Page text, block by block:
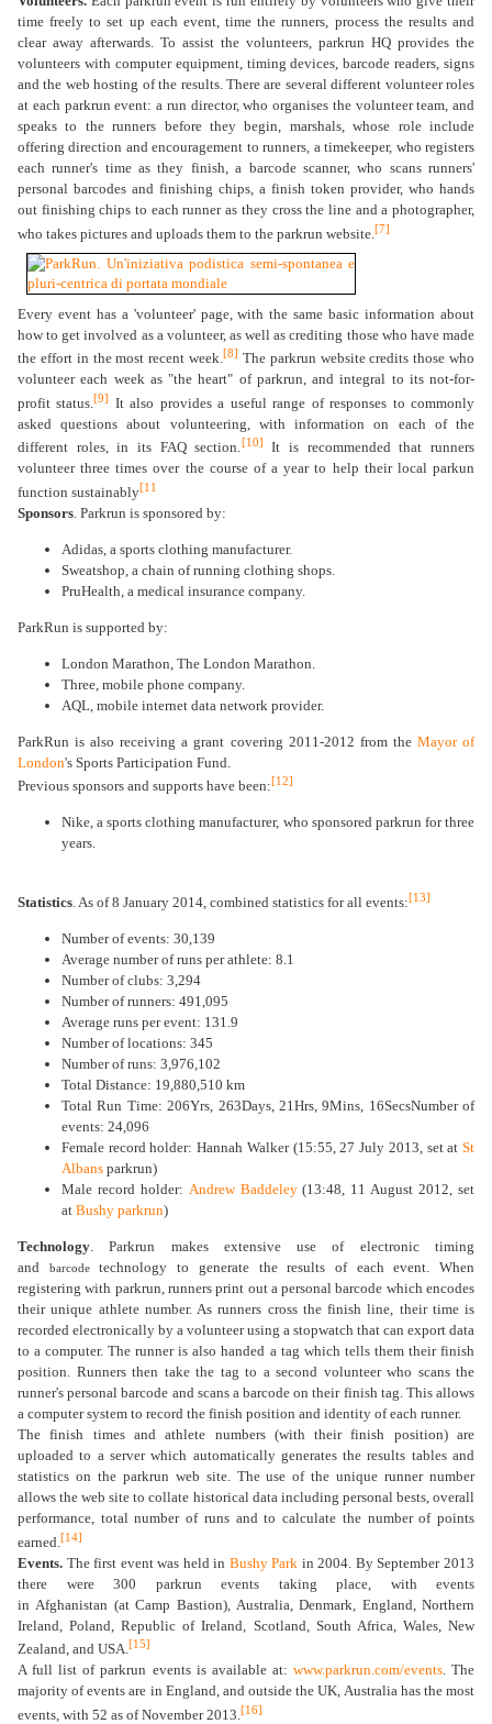
time freely to set up each event, time the runners, process the results and
clear away afterwards. To assist the volunteers, parkrun HQ provides the
volunteers with computer equipment, timing devices, barcode readers, signs
and the web hosting of the results. There are several different volunteer roles
at each parkrun event: a run director, who organises the volunteer team, and
speaks to the runners before they begin, marshals, whose role include
offering direction and encouragement to runners, a timekeeper, who registers
each runner's time as they finish, a barcode scanner, who scans runners'
personal barcodes and finishing chips, a finish token provider, who hands
out finishing chips to each runner as they cross the line and a photographer,
who takes pictures and uploads them to the parkrun website. [7]
Every event has a 'volunteer' page, with the same basic information about
how to get involved as a volunteer, as well as crediting those who have made
the effort in the most recent week.[8] The parkrun website credits those who
volunteer each week as "the heart" of parkrun, and integral to its not-for-
profit status.[9] It also provides a useful range of responses to commonly
asked questions about volunteering, with information on each of the
different roles, in its FAQ section.[10]
It is recommended that runners
volunteer three times over the course of a year to help their local parkun
function sustainably[11
Sponsors . Parkrun is sponsored by:
Adidas, a sports clothing manufacturer.
Sweatshop, a chain of running clothing shops.
PruHealth, a medical insurance company.
ParkRun is supported by:
London Marathon, The London Marathon.
Three, mobile phone company.
AQL, mobile internet data network provider.
ParkRun is also receiving a grant covering 2011-2012 from the Mayor of
London's Sports Participation Fund.
Previous sponsors and supports have been:[12]
Nike, a sports clothing manufacturer, who sponsored parkrun for three
years.
Statistics. As of 8 January 2014, combined statistics for all events:[13]
Number of events: 30,139
Average number of runs per athlete: 8.1
Number of clubs: 3,294
Number of runners: 491,095
Average runs per event: 131.9
Number of locations: 345
Number of runs: 3,976,102
Total Distance: 19,880,510 km
Total Run Time: 206Yrs, 263Days, 21Hrs, 9Mins, 16SecsNumber of
events: 24,096
Female record holder: Hannah Walker (15:55, 27 July 2013, set at St
Albans parkrun)
Male record holder: Andrew Baddeley(13:48, 11 August 2012, set
at Bushy parkrun)
Technology. Parkrun makes extensive use of electronic timing
and
barcodetechnology to generate the results of each event. When
registering with parkrun, runners print out a personal barcode which encodes
their unique athlete number. As runners cross the finish line, their time is
recorded electronically by a volunteer using a stopwatch that can export data
to a computer. The runner is also handed a tag which tells them their finish
position. Runners then take the tag to a second volunteer who scans the
runner's personal barcode and scans a barcode on their finish tag. This allows
a computer system to record the finish position and identity of each runner.
The finish times and athlete numbers (with their finish position) are
uploaded to a server which automatically generates the results tables and
statistics on the parkrun web site. The use of the unique runner number
allows the web site to collate historical data including personal bests, overall
performance, total number of runs and to calculate the number of points
earned. [14]
Events. The first event was held in Bushy Park in 2004. By September 2013
there were 300 parkrun events taking place, with events
in Afghanistan (at Camp Bastion), Australia, Denmark, England, Northern
Ireland, Poland, Republic of Ireland, Scotland, South Africa, Wales, New
Zealand, and USA.[15]
A full list of parkrun events is available at: www.parkrun.com/events. The
majority of events are in England, and outside the UK, Australia has the most
events, with 52 as of November 2013. [16]